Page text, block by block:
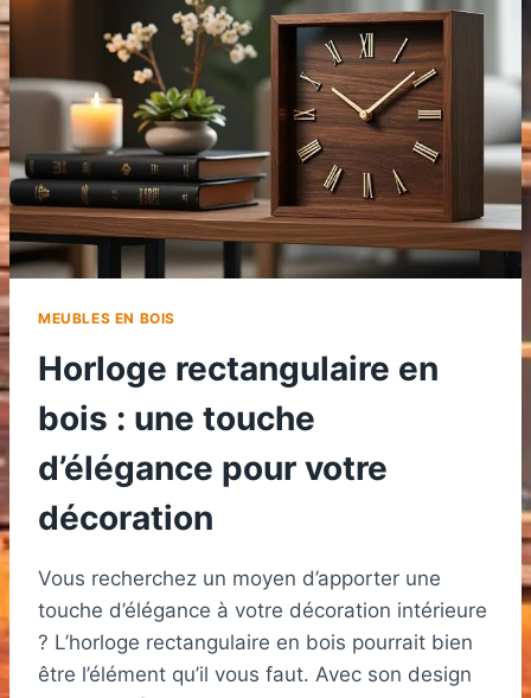
BOIS
MEUBLES EN BOIS
Horloge rectangulaire en
bois : une touche
d’élégance pour votre
décoration
Vous recherchez un moyen d’apporter une
touche d’élégance à votre décoration intérieure
? L’horloge rectangulaire en bois pourrait bien
être l’élément qu’il vous faut. Avec son design